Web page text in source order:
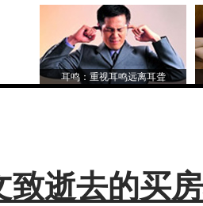
耳鸣：重视耳鸣远离耳聋
致逝去的买